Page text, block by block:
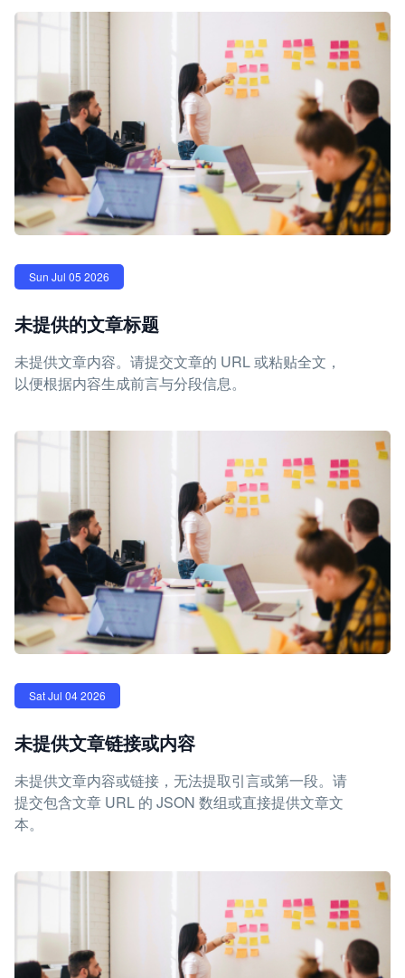
Sun Jul 05 2026
未提供的文章标题
未提供文章内容。请提交文章的 URL 或粘贴全文，
以便根据内容生成前言与分段信息。
Sat Jul 04 2026
未提供文章链接或内容
未提供文章内容或链接，无法提取引言或第一段。请
提交包含文章 URL 的 JSON 数组或直接提供文章文
本。